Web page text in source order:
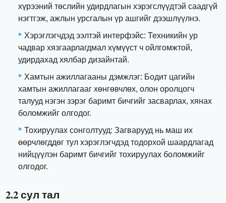
хүрээний төслийн удирдлагын хэрэгслүүдтэй саадгүй
нэгтгэж, ажлын урсгалын үр ашгийг дээшлүүлнэ.
Хэрэглэгчдэд ээлтэй интерфэйс: Техникийн ур
чадвар хязгаарлагдмал хүмүүст ч ойлгомжтой,
удирдахад хялбар дизайнтай.
Хамтын ажиллагааны дэмжлэг: Бодит цагийн
хамтын ажиллагааг хөнгөвчлөх, олон оролцогч
талууд нэгэн зэрэг баримт бичгийг засварлах, хянах
боломжийг олгодог.
Тохируулах сонголтууд: Загварууд нь маш их
өөрчлөгддөг тул хэрэглэгчдэд тодорхой шаардлагад
нийцүүлэн баримт бичгийг тохируулах боломжийг
олгодог.
2.2 сул тал